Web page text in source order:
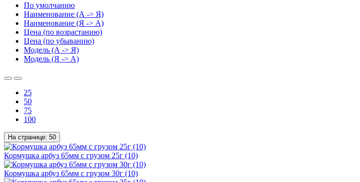
По умолчанию
Наименование (А -> Я)
Наименование (Я -> А)
Цена (по возрастанию)
Цена (по убыванию)
Модель (А -> Я)
Модель (Я -> А)
25
50
75
100
На странице: 50
Кормушка арбуз 65мм с грузом 25г (10)
Кормушка арбуз 65мм с грузом 30г (10)